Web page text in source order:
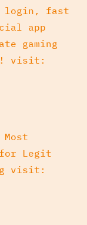
login, fast
app
gaming
visit:
for Legit
visit: